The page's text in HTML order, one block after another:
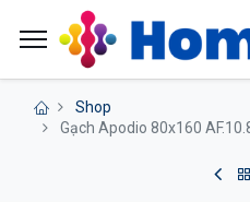
Shop
Gạch Apodio 80x160